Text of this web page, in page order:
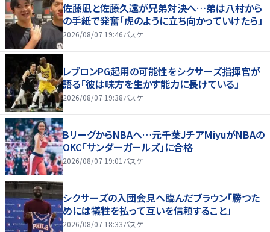
佐藤凪と佐藤久遠が兄弟対決へ…弟は八村から
の手紙で発奮「虎のように立ち向かっていけたら」
2026/08/07 19:46バスケ
レブロンPG起用の可能性をシクサーズ指揮官が
語る「彼は味方を生かす能力に長けている」
2026/08/07 19:38バスケ
BリーグからNBAへ…元千葉JチアMiyuがNBAの
OKC「サンダーガールズ」に合格
2026/08/07 19:01 バスケ
シクサーズの入団会見へ臨んだブラウン「勝つた
めには犠牲を払って互いを信頼すること」
2026/08/07 18:33バスケ